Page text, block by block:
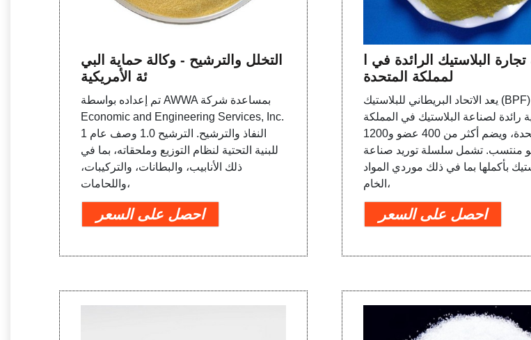
التخلل والترشيح - وكالة حماية البي
ئة الأمريكية
تم إعداده بواسطة AWWA بمساعدة شركة
Economic and Engineering Services, Inc.
1 النفاذ والترشيح. الترشيح 1.0 وصف عام
للبنية التحتية لنظام التوزيع وملحقاته، بما في
ذلك الأنابيب، والبطانات، والتركيبات،
واللحامات،
احصل على السعر
البلاستيك الرائدة في ا
لمملكة المتحدة
يعد الاتحاد البريطاني للبلاستيك (BPF) رابطة
رائدة لصناعة البلاستيك في المملكة
المتحدة، ويضم أكثر من 400 عضو و1200
منتسب. تشمل سلسلة توريد صناعة
بأكملها بما في ذلك موردي المواد
الخام،
احصل على السعر